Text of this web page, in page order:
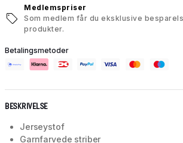
Medlemspriser
Som medlem får du eksklusive
produkter.
Betalingsmetoder
BESKRIVELSE
Jerseystof
Garnfarvede striber